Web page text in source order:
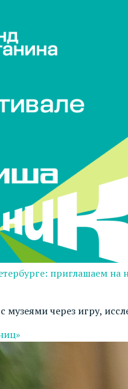
приглашаем на
музеями через игру,